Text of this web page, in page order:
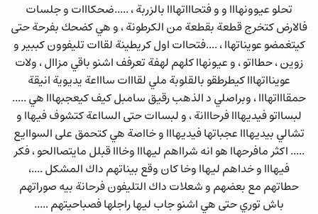
تحلو عيوونهااا و و فتحاااتهااا بالزربة ، .....ضحكااات و جلسات
فالارض كتخرج قطعة بقطعة من الكرطونة ، و هي كضحك بفرحة حتى
كيتغمضو عويناتهاا ، ....فتحاات اول كريطينة لقاات تليفوون كببير و
زوين ، حطااتو ، و عيونهاا كلهم لهفة تعرفف اشنو باقي مزاال ، ولات
عوينااتهااا كيطرطقو بالقلوبة ملي لقااات ساااعة يديوية انيقة
حمقاااتهااا ، وبراصلي د الذهب رقيق سامبل كيف كيعجبهااا هي .....
لبسااتو فيديهااا فرحااانة ، و لبساات حتى السااعة كتشوف فيهاا و
تشالي بيديهااا عجباتها فيديهااا و خااصة هي كتحمق على السواايع
..... اكثر مافرحهاا هو انه شرااهم ليهااا وخااا قبلل مايتصاالحو ، فكر
فيهااا و خداهم ليهاا وخا كان وقع بيناتهم داك المشكل ....،
حطاتهم مع بعضهم و شعلات داك التليفون فرحانة بيه صوراتهم
باش توري حتى هي اشنو جاب ليها راجلها فصباحيتهم .....